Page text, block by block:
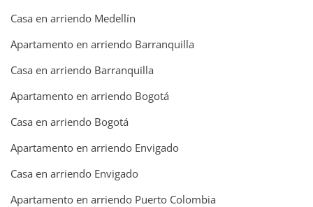
Casa en arriendo Medellín
Apartamento en arriendo Barranquilla
Casa en arriendo Barranquilla
Apartamento en arriendo Bogotá
Casa en arriendo Bogotá
Apartamento en arriendo Envigado
Casa en arriendo Envigado
Apartamento en arriendo Puerto Colombia